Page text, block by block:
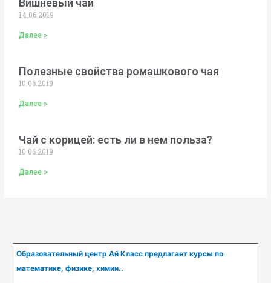
Вишневый чай
14.06.2019
Далее »
Полезные свойства ромашкового чая
10.06.2019
Далее »
Чай с корицей: есть ли в нем польза?
10.06.2019
Далее »
Образовательный центр Ай Класс предлагает курсы по
математике, физике, химии..